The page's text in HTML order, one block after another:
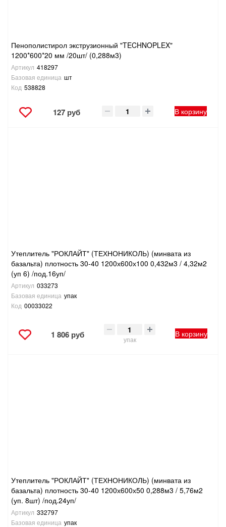
Пенополистирол экструзионный "TECHNOPLEX"
1200*600*20 мм /20шт/ (0,288м3)
Артикул 418297
Базовая единица шт
Код 538828
127 руб В корзину
Утеплитель "РОКЛАЙТ" (ТЕХНОНИКОЛЬ) (минвата из
базальта) плотность 30-40 1200х600х100 0,432м3 / 4,32м2
(уп 6) /под.16уп/
Артикул 033273
Базовая единица упак
Код 00033022
1 806 руб упак
В корзину
Утеплитель "РОКЛАЙТ" (ТЕХНОНИКОЛЬ) (минвата из
базальта) плотность 30-40 1200х600х50 0,288м3 / 5,76м2
(уп. 8шт) /под.24уп/
Артикул 332797
Базовая единица упак